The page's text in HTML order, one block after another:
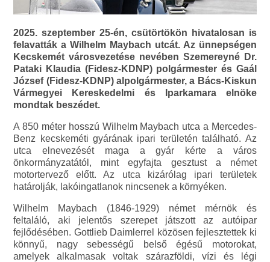
2025. szeptember 25-én, csütörtökön hivatalosan is
felavatták a Wilhelm Maybach utcát. Az ünnepségen
Kecskemét városvezetése nevében Szemereyné Dr.
Pataki Klaudia (Fidesz-KDNP) polgármester és Gaál
József (Fidesz-KDNP) alpolgármester, a Bács-Kiskun
Vármegyei Kereskedelmi és Iparkamara elnöke
mondtak beszédet.
A 850 méter hosszú Wilhelm Maybach utca a Mercedes-
Benz kecskeméti gyárának ipari területén található. Az
utca elnevezését maga a gyár kérte a város
önkormányzatától, mint egyfajta gesztust a német
motortervező előtt. Az utca kizárólag ipari területek
határolják, lakóingatlanok nincsenek a környéken.
Wilhelm Maybach (1846-1929) német mérnök és
feltaláló, aki jelentős szerepet játszott az autóipar
fejlődésében. Gottlieb Daimlerrel közösen fejlesztettek ki
könnyű, nagy sebességű belső égésű motorokat,
amelyek alkalmasak voltak szárazföldi, vízi és légi